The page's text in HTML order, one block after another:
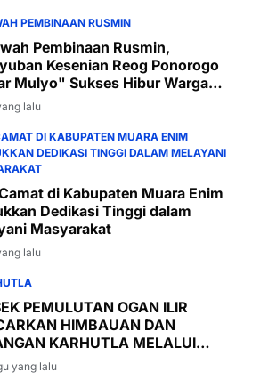
PEMBINAAN RUSMIN
Pembinaan Rusmin,
Kesenian Reog Ponorogo
Mulyo" Sukses Hibur Warga
lalu
DI KABUPATEN MUARA ENIM
DEDIKASI TINGGI DALAM MELAYANI
di Kabupaten Muara Enim
Dedikasi Tinggi dalam
Masyarakat
lalu
PEMULUTAN OGAN ILIR
HIMBAUAN DAN
KARHUTLA MELALUI
TSKD (TOURING SAMBANG
DESA
yang lalu